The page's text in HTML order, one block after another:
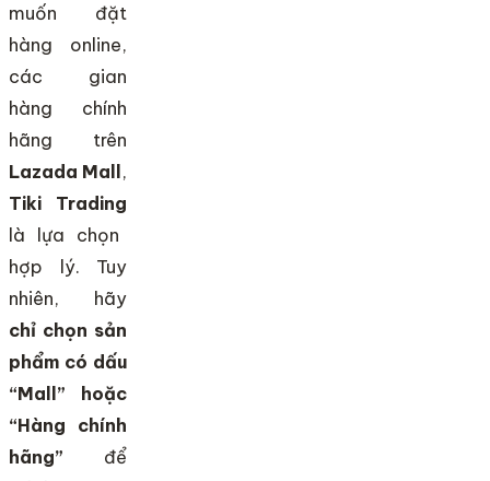
muốn đặt
hàng online,
các gian
hàng chính
hãng trên
Lazada Mall,
Tiki Trading
là lựa chọn
hợp lý. Tuy
nhiên, hãy
chỉ chọn sản
phẩm có dấu
“Mall” hoặc
“Hàng chính
hãng” để